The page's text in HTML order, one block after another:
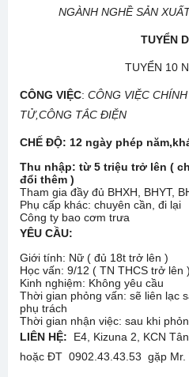
NGÀNH NGHỀ SẢN
TUYỂN
TUYỂN 10
CÔNG VIỆC: CÔNG VIỆC
TỬ,CÔNG TẮC ĐIỆN
CHẾ ĐỘ: 12 ngày phép
Thu nhập: từ 5 triệu trở lên (
đổi thêm )
Tham gia đầy đủ BHXH, BHYT,
Phụ cấp khác: chuyên cần, đi lại
Công ty bao cơm trưa
YÊU CẦU:
Giới tính: Nữ ( đủ 18t trở lên )
Học vấn: 9/12 ( TN THCS trở lên )
Kinh nghiệm: Không yêu cầu
Thời gian phỏng vấn: sẽ liên lạc
phụ trách
Thời gian nhận việc: sau khi
LIÊN HỆ:
E4, Kizuna 2, KCN
hoặc ĐT 0902.43.43.53 gặp Mr.